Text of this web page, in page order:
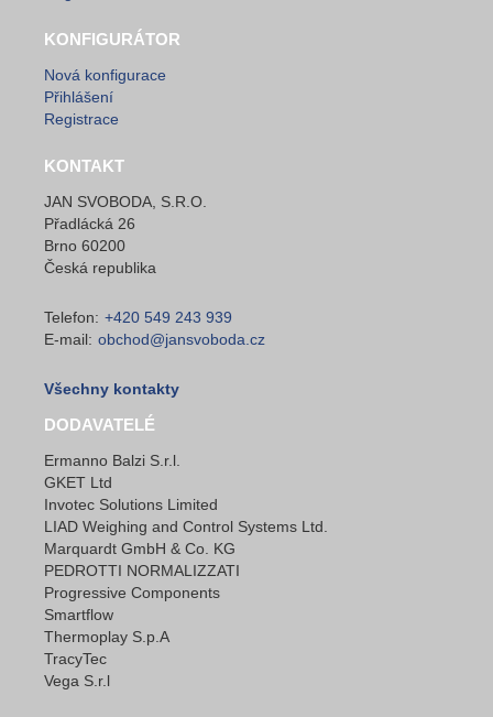
KONFIGURÁTOR
Nová konfigurace
Přihlášení
Registrace
KONTAKT
JAN SVOBODA, S.R.O.
Přadlácká 26
Brno 60200
Česká republika
Telefon: +420 549 243 939
E-mail: obchod@jansvoboda.cz
Všechny kontakty
DODAVATELÉ
Ermanno Balzi S.r.l.
GKET Ltd
Invotec Solutions Limited
LIAD Weighing and Control Systems Ltd.
Marquardt GmbH & Co. KG
PEDROTTI NORMALIZZATI
Progressive Components
Smartflow
Thermoplay S.p.A
TracyTec
Vega S.r.l